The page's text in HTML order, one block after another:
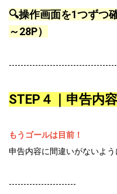
🔍操作画面を1つずつ
～28P）
STEP４｜申告内
もうゴールは目前！
申告内容に間違いがないよ
-----------------------